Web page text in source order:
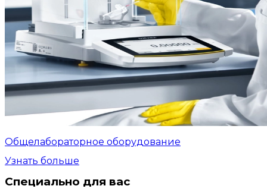
Общелабораторное оборудование
Узнать больше
Специально для вас